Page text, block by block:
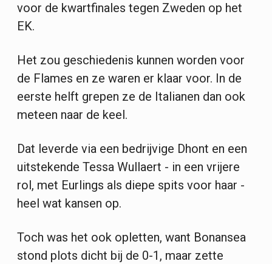
voor de kwartfinales tegen Zweden op het
EK.
Het zou geschiedenis kunnen worden voor
de Flames en ze waren er klaar voor. In de
eerste helft grepen ze de Italianen dan ook
meteen naar de keel.
Dat leverde via een bedrijvige Dhont en een
uitstekende Tessa Wullaert - in een vrijere
rol, met Eurlings als diepe spits voor haar -
heel wat kansen op.
Toch was het ook opletten, want Bonansea
stond plots dicht bij de 0-1, maar zette